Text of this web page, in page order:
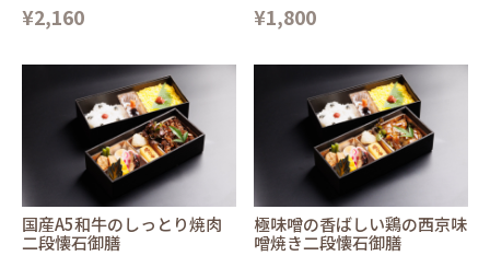
¥2,160 ¥1,800
国産A5和牛のしっとり焼肉
二段懐石御膳
極味噌の香ばしい鶏の西京味
噌焼き二段懐石御膳